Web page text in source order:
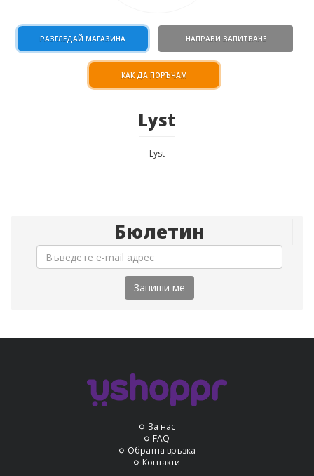
РАЗГЛЕДАЙ МАГАЗИНА НАПРАВИ ЗАПИТВАНЕ
КАК ДА ПОРЪЧАМ
Lyst
Lyst
Бюлетин
Запиши ме
За нас
FAQ
Обратна връзка
Контакти